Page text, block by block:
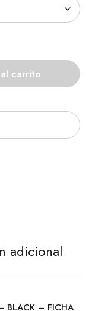
carrito
adicional
BLACK – FICHA